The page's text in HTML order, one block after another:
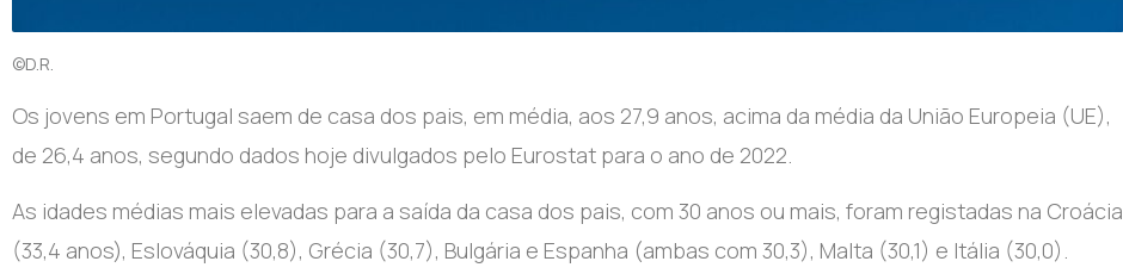
©D.R.
Os jovens em Portugal saem de casa dos pais, em média, aos 27,9 anos, acima da média da União Europeia (UE),
de 26,4 anos, segundo dados hoje divulgados pelo Eurostat para o ano de 2022.
As idades médias mais elevadas para a saída da casa dos pais, com 30 anos ou mais, foram registadas na Croácia
(33,4 anos), Eslováquia (30,8), Grécia (30,7), Bulgária e Espanha (ambas com 30,3), Malta (30,1) e Itália (30,0).